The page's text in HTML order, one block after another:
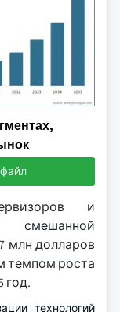
и
смешанной
млн долларов
темпом роста
год.
технологий